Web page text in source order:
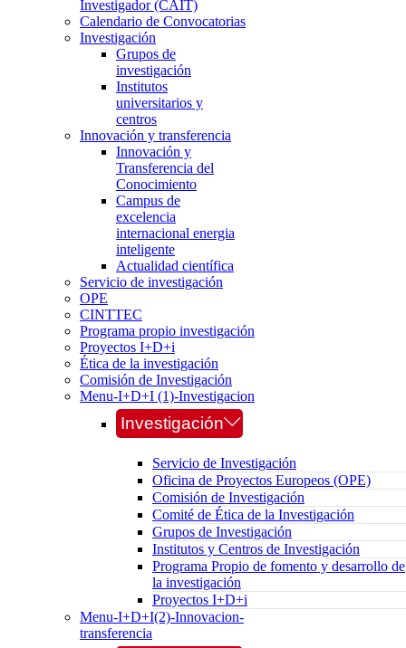
Investigador (CAIT)
Calendario de Convocatorias
Investigación
Grupos de
investigación
Institutos
universitarios y
centros
Innovación y transferencia
Innovación y
Transferencia del
Conocimiento
Campus de
excelencia
internacional energia
inteligente
Actualidad científica
Servicio de investigación
OPE
CINTTEC
Programa propio investigación
Proyectos I+D+i
Ética de la investigación
Comisión de Investigación
Menu-I+D+I (1)-Investigacion
Investigación
Servicio de Investigación
Oficina de Proyectos Europeos (OPE)
Comisión de Investigación
Comité de Ética de la Investigación
Grupos de Investigación
Institutos y Centros de Investigación
Programa Propio de fomento y desarrollo de
la investigación
Proyectos I+D+i
Menu-I+D+I(2)-Innovacion-
transferencia